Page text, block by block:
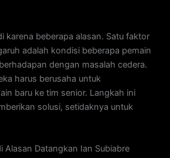
karena beberapa alasan. Satu faktor
adalah kondisi beberapa pemain
dengan masalah cedera.
harus berusaha untuk
baru ke tim senior. Langkah ini
solusi, setidaknya untuk
Alasan Datangkan Ian Subiabre